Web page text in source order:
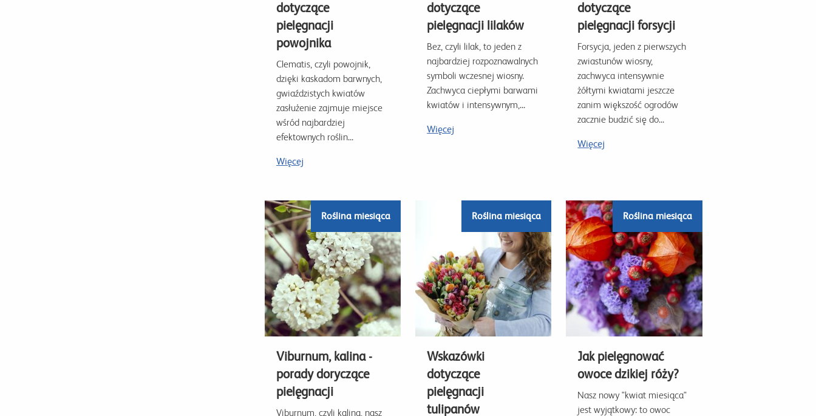
dotyczące
pielęgnacji
powojnika
Clematis, czyli powojnik,
dzięki kaskadom barwnych,
gwiaździstych kwiatów
zasłużenie zajmuje miejsce
wśród najbardziej
efektownych roślin...
Więcej
dotyczące
pielęgnacji lilaków
Bez, czyli lilak, to jeden z
najbardziej rozpoznawalnych
symboli wczesnej wiosny.
Zachwyca ciepłymi barwami
kwiatów i intensywnym,...
Więcej
dotyczące
pielęgnacji forsycji
Forsycja, jeden z pierwszych
zwiastunów wiosny,
zachwyca intensywnie
żółtymi kwiatami jeszcze
zanim większość ogrodów
zacznie budzić się do...
Więcej
Roślina miesiąca
Viburnum, kalina -
porady doryczące
pielęgnacji
Viburnum, czyli kalina, nasz
Roślina miesiąca
Wskazówki
dotyczące
pielęgnacji
tulipanów
Roślina miesiąca
Jak pielęgnować
owoce dzikiej róży?
Nasz nowy "kwiat miesiąca"
jest wyjątkowy: to owoc